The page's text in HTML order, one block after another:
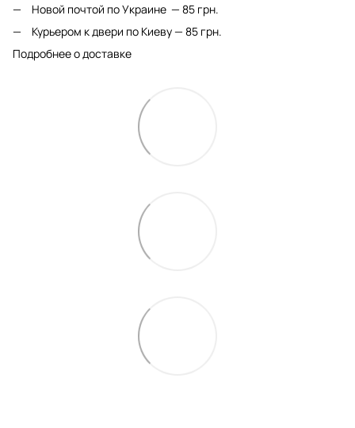
Новой почтой по Украине — 85 грн.
Курьером к двери по Киеву — 85 грн.
Подробнее о доставке